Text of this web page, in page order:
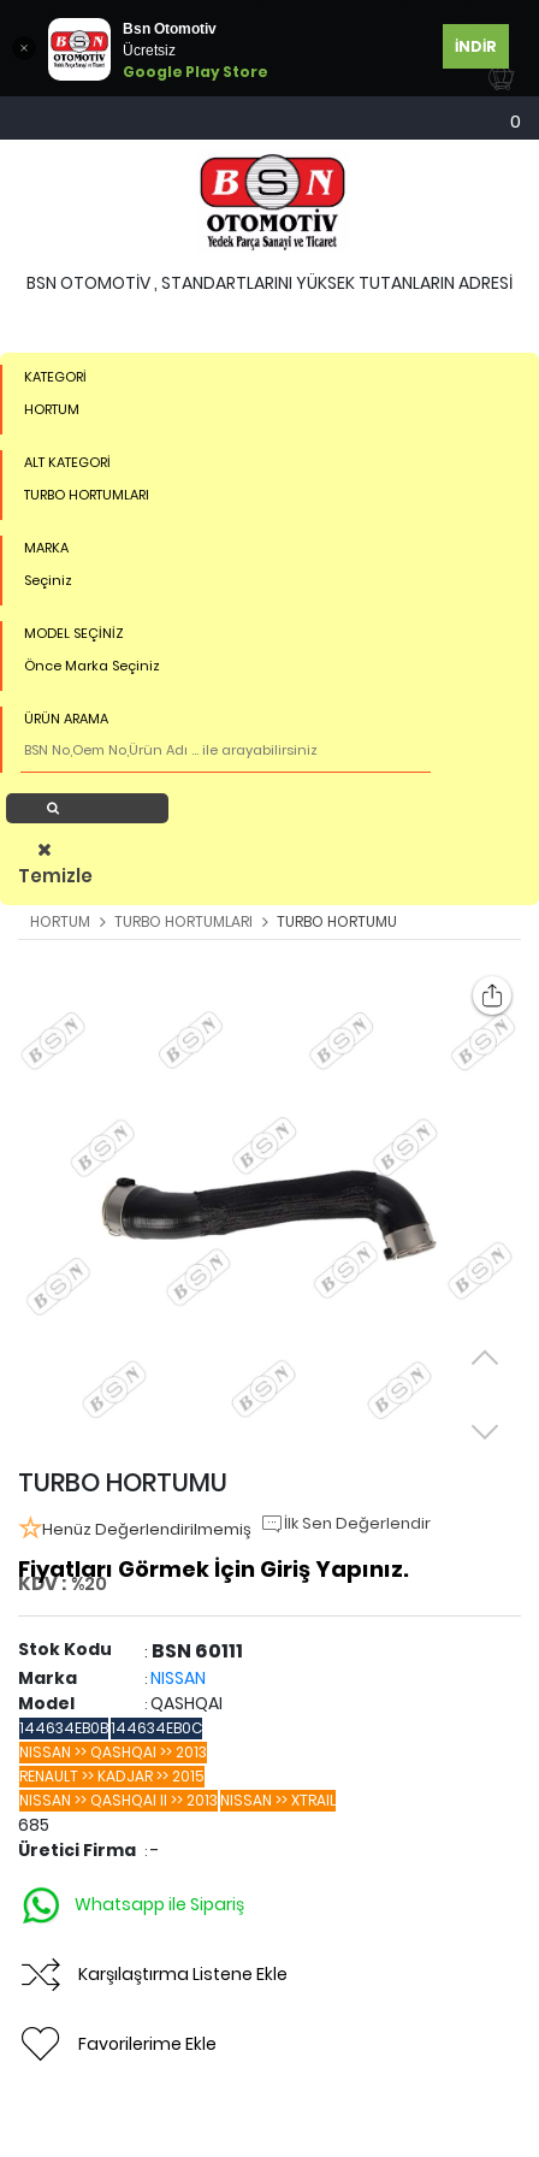
Bsn Otomotiv
Ücretsiz
Google Play Store
İNDİR
0
BSN OTOMOTİV , STANDARTLARINI YÜKSEK TUTANLARIN ADRESİ
KATEGORİ
HORTUM
ALT KATEGORİ
TURBO HORTUMLARI
MARKA
Seçiniz
MODEL SEÇİNİZ
Önce Marka Seçiniz
ÜRÜN ARAMA
Ürün Ara
Temizle
HORTUM TURBO HORTUMLARI TURBO HORTUMU
TURBO HORTUMU
Henüz Değerlendirilmemiş İlk Sen Değerlendir
Fiyatları Görmek İçin Giriş Yapınız.
KDV :%20
Stok Kodu : BSN 60111
Marka : NISSAN
Model
: QASHQAI
144634EB0B144634EB0C
NISSAN >> QASHQAI >> 2013
RENAULT >> KADJAR >> 2015
NISSAN >> QASHQAI II >> 2013NISSAN >> XTRAIL
685
Üretici Firma : -
Whatsapp ile Sipariş
Karşılaştırma Listene Ekle
Favorilerime Ekle